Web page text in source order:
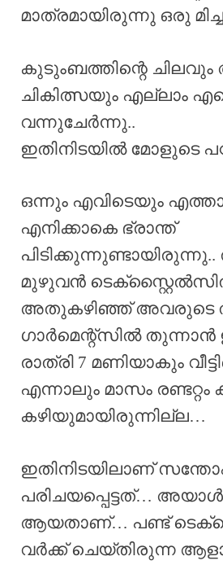
മാത്രമായിരുന്നു ഒരു
കുടുംബത്തിന്റെ ചിലവും
ചികിത്സയും എല്ലാം
വന്നുചേർന്നു..
ഇതിനിടയിൽ മോളുടെ
ഒന്നും എവിടെയും
എനിക്കാകെ ഭ്രാന്ത്
പിടിക്കുന്നുണ്ടായിരുന്നു..
മുഴുവൻ
അതുകഴിഞ്ഞ് അവരുടെ
ഗാർമെന്റ്സിൽ തുന്നാൻ
രാത്രി 7 മണിയാകും
എന്നാലും മാസം രണ്ടറ്റം
കഴിയുമായിരുന്നില്ല…
ഇതിനിടയിലാണ്
പരിചയപ്പെട്ടത്…
ആയതാണ്… പണ്ട്
വർക്ക് ചെയ്തിരുന്ന